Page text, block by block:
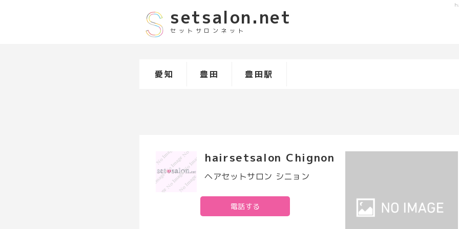
setsalon.net
セットサロンネット
愛知 豊田 豊田駅
hairsetsalon Chignon
ヘアセットサロン シニョン
電話する